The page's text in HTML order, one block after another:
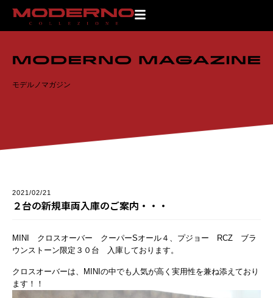
TOP>モデルノマガジン>２台の新規車両入庫のご案内・・・
モデルノマガジン
2021/02/21
２台の新規車両入庫のご案内・・・
MINI クロスオーバー クーパーSオール４、プジョー RCZ ブラ
ウンストーン限定３０台 入庫しております。
クロスオーバーは、MINIの中でも人気が高く実用性を兼ね添えており
ます！！